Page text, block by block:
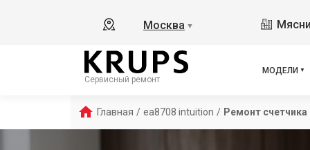
Москва ▼
Сервисный ремонт
МОДЕЛИ
Главная / ea8708 intuition / Ремонт